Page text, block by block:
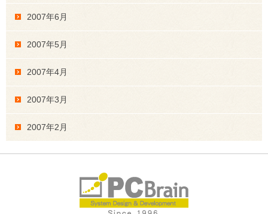
2007年6月
2007年5月
2007年4月
2007年3月
2007年2月